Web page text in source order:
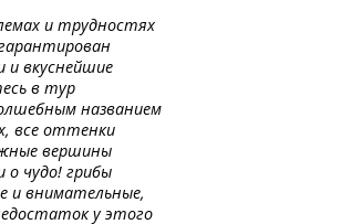
и трудностях
и вкуснейшие
в тур
названием
все оттенки
вершины
о чудо! грибы
и внимательные,
у этого